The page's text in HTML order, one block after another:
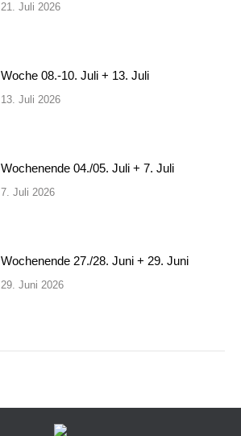
21. Juli 2026
Woche 08.-10. Juli + 13. Juli
13. Juli 2026
Wochenende 04./05. Juli + 7. Juli
7. Juli 2026
Wochenende 27./28. Juni + 29. Juni
29. Juni 2026